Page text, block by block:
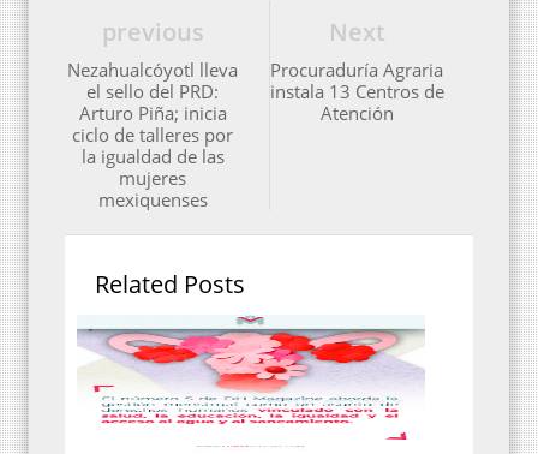
Next
Procuraduría Agraria
instala 13 Centros de
Atención
previous
Nezahualcóyotl lleva
el sello del PRD:
Arturo Piña; inicia
ciclo de talleres por
la igualdad de las
mujeres
mexiquenses
Related Posts